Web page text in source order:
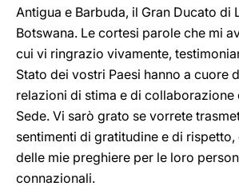
Antigua e Barbuda, il Gran Ducato di
Botswana. Le cortesi parole che mi
cui vi ringrazio vivamente,
Stato dei vostri Paesi hanno a cuore
relazioni di stima e di collaborazione
Sede. Vi sarò grato se vorrete
sentimenti di gratitudine e di rispetto,
delle mie preghiere per le loro
connazionali.